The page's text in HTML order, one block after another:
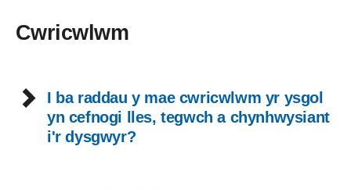
Cwricwlwm
I ba raddau y mae cwricwlwm yr ysgol
yn cefnogi lles, tegwch a chynhwysiant
i'r dysgwyr?